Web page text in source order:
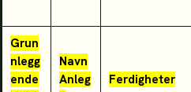
Grun
nlegg
ende
Navn
Anleg
Ferdigheter